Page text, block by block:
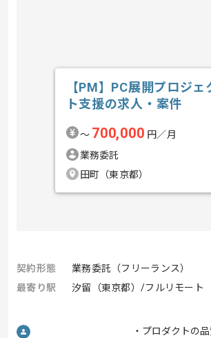
【PM】PC展開プロジェ
ト支援の求人・案件
〜 700,000 円／月
業務委託
田町（東京都）
契約形態
業務委託（フリーランス）
最寄り駅
汐留（東京都）/フルリモート
・プロダクトの